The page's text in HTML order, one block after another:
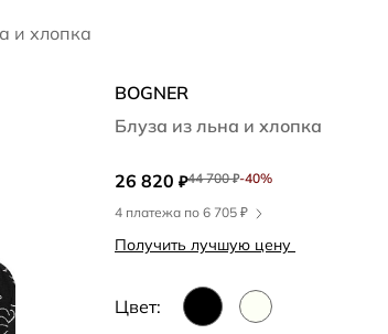
и хлопка
BOGNER
Блуза из льна и хлопка
26 820 ₽44 700₽-40%
4 платежа по 6 705 ₽
Получить лучшую цену
Цвет: